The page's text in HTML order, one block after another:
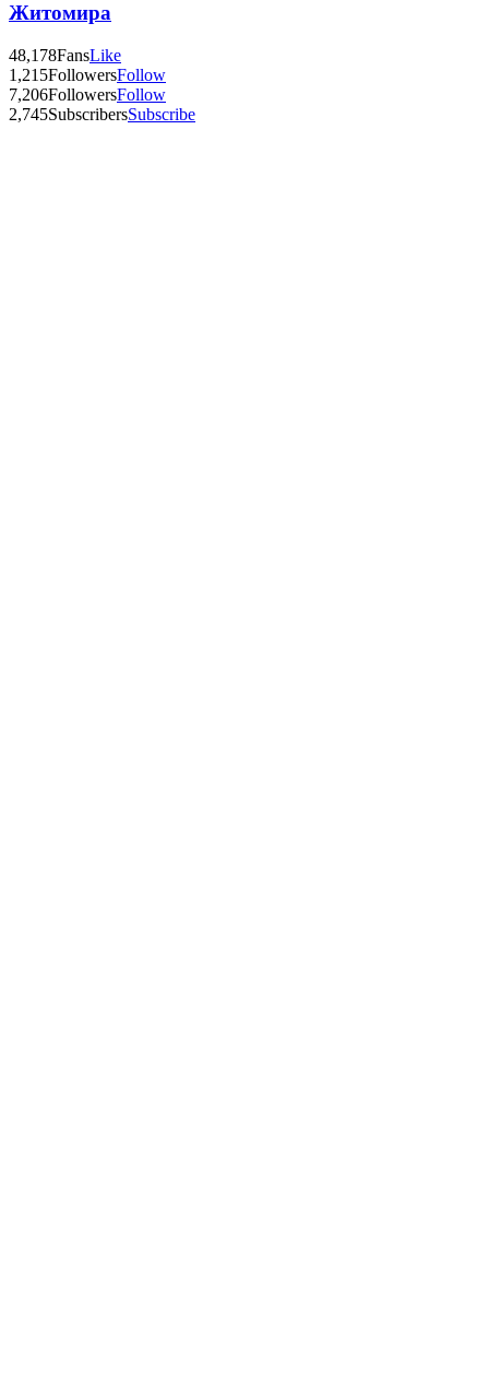
Житомира
48,178FansLike
1,215FollowersFollow
7,206FollowersFollow
2,745SubscribersSubscribe